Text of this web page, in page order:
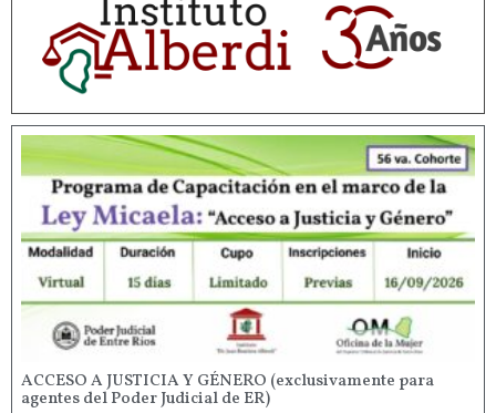
ACCESO A JUSTICIA Y GÉNERO (exclusivamente para
agentes del Poder Judicial de ER)